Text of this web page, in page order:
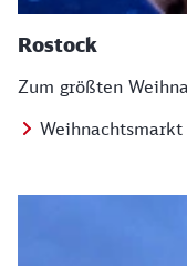
Rostock
Zum größten
Weihnachtsmarkt